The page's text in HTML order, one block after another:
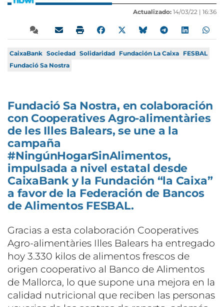
Actualizado: 14/03/22 | 16:36
CaixaBank Sociedad Solidaridad Fundación La Caixa FESBAL
Fundació Sa Nostra
Fundació Sa Nostra, en colaboración
con Cooperatives Agro-alimentàries
de les Illes Balears, se une a la
campaña
#NingúnHogarSinAlimentos,
impulsada a nivel estatal desde
CaixaBank y la Fundación “la Caixa”
a favor de la Federación de Bancos
de Alimentos FESBAL.
Gracias a esta colaboración Cooperatives
Agro-alimentàries Illes Balears ha entregado
hoy 3.330 kilos de alimentos frescos de
origen cooperativo al Banco de Alimentos
de Mallorca, lo que supone una mejora en la
calidad nutricional que reciben las personas